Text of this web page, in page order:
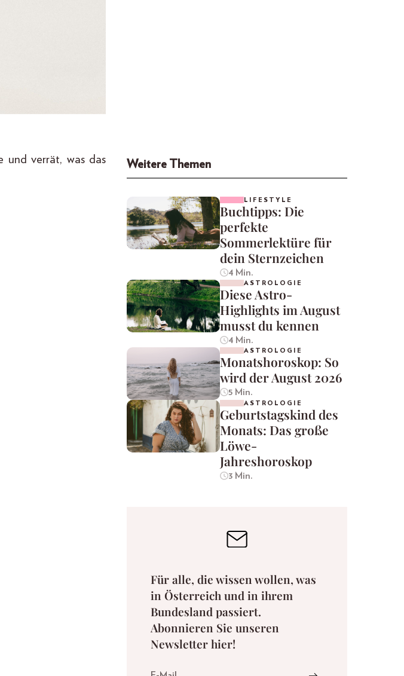
und verrät, was das
Weitere Themen
LIFESTYLE
Buchtipps: Die
perfekte
Sommerlektüre für
dein Sternzeichen
4 Min.
ASTROLOGIE
Diese Astro-
Highlights im August
musst du kennen
4 Min.
ASTROLOGIE
Monatshoroskop: So
wird der August 2026
5 Min.
ASTROLOGIE
Geburtstagskind des
Monats: Das große
Löwe-
Jahreshoroskop
3 Min.
Für alle, die wissen wollen, was
in Österreich und in ihrem
Bundesland passiert.
Abonnieren Sie unseren
Newsletter hier!